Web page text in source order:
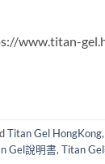
www.titan-
Titan Gel HongKong,
Gel說明書, Titan